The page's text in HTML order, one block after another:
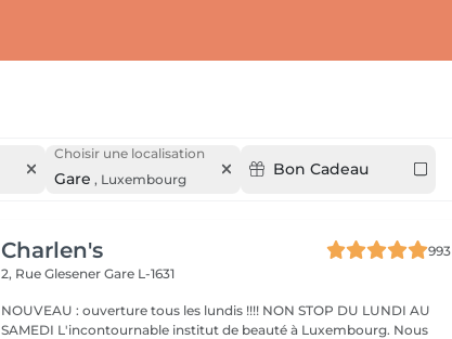
Choisir une localisation
Gare , Luxembourg
Bon Cadeau
Charlen's
993
2, Rue GlesenerGare L-1631
NOUVEAU : ouverture tous les lundis !!!! NON STOP DU LUNDI AU
SAMEDI L'incontournable institut de beauté à Luxembourg. Nous